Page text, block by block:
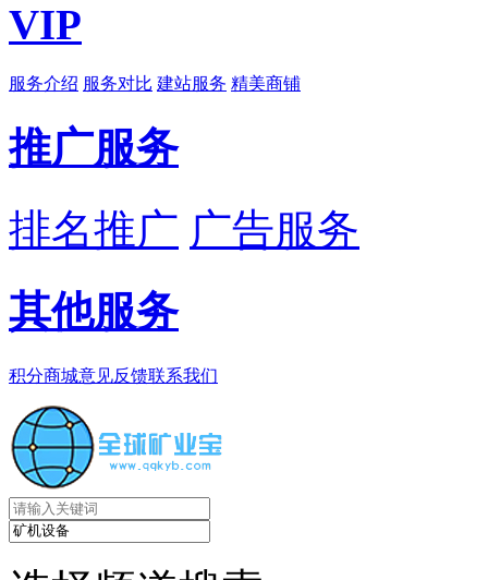
VIP
服务介绍 服务对比 建站服务 精美商铺
推广服务
排名推广 广告服务
其他服务
积分商城意见反馈联系我们